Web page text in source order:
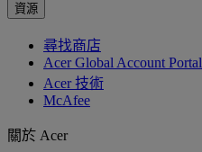
資源
尋找商店
Acer Global Account Portal
Acer 技術
McAfee
關於 Acer